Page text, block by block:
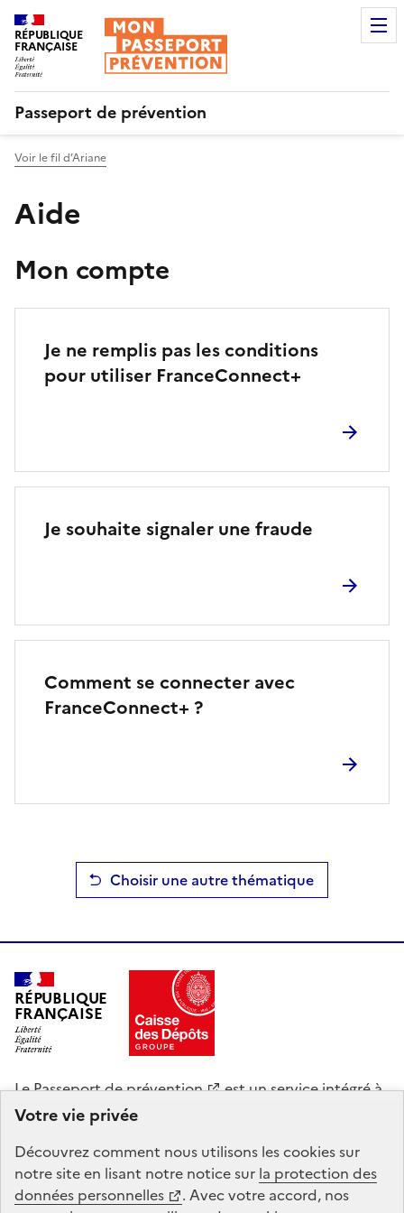
Votre vie privée
Découvrez comment nous utilisons lescookiessur
notre site en lisant notre notice sur la protection des
données personnelles
. Avec votre accord, nos
RÉPUBLIQUE
FRANÇAISE
Passeport de prévention
Voir le fil d’Ariane
Aide
Mon compte
Je ne remplis pas les conditions
pour utiliser FranceConnect+
Je souhaite signaler une fraude
Comment se connecter avec
FranceConnect+ ?
Choisir une autre thématique
RÉPUBLIQUE
FRANÇAISE
LePasseport de prévention
est un service intégré à
Mon Compte Formation, mandaté par le ministère du
Travail, de la Santé et des Solidarités. La Caisse des
Dépôts gère le site du Compte personnel de
formation : conception, animation, maintenance,
traitements informatiques et assistance technique.